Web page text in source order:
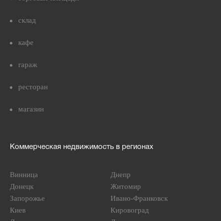
склад
кафе
гараж
ресторан
магазин
Коммерческая недвижимость в регионах
Винница
Днепр
Донецк
Житомир
Запорожье
Ивано-Франковск
Киев
Кировоград